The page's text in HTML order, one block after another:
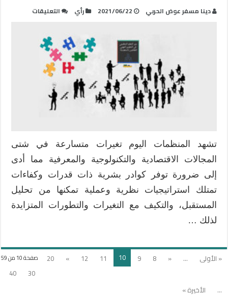
دينا مسفر عوض الحربي 2021/06/22 رأي التعليقات
تشهد المنظمات اليوم تغيرات متسارعة في شتى
المجالات الاقتصادية والتكنولوجية والمعرفية مما أدى
إلى ضرورة توفر كوادر بشرية ذات قدرات وكفاءات
تمتلك استراتيجيات نظرية وعملية تمكنها من تحليل
المستقبل، والتكيف مع التغيرات والتطورات المتزايدة
لذلك …
صفحة 10 من 59 « الأولى ...
«
8
9
10
11
12
»
20
30
40
...
الأخيرة »